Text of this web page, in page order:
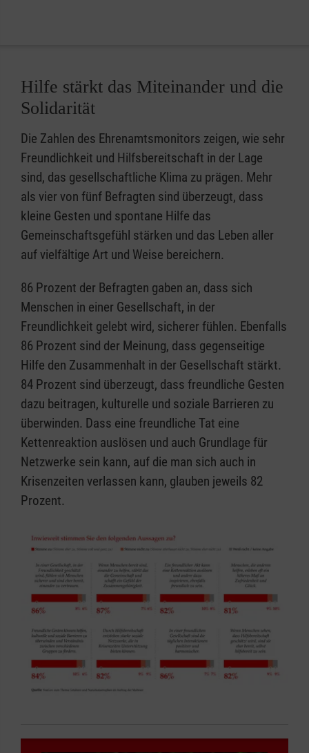
Hilfe stärkt das Miteinander und die
Solidarität
Die Zahlen des Ehrenamtsmonitors zeigen, wie sehr
Freundlichkeit und Hilfsbereitschaft in der Lage
sind, das gesellschaftliche Klima zu prägen. Mehr
als vier von fünf Befragten sind überzeugt, dass
kleine Gesten und spontane Hilfe das
Gemeinschaftsgefühl stärken und das Leben aller
auf vielfältige Art und Weise bereichern.
86 Prozent der Befragten gaben an, dass sich
Menschen in einer Gesellschaft, in der
Freundlichkeit gelebt wird, sicherer fühlen. Ebenfalls
86 Prozent sind der Meinung, dass gegenseitige
Hilfe den Zusammenhalt in der Gesellschaft stärkt.
84 Prozent sind überzeugt, dass freundliche Gesten
dazu beitragen, kulturelle und soziale Barrieren zu
überwinden. Dass eine freundliche Tat eine
Kettenreaktion auslösen und auch Grundlage für
Netzwerke sein kann, auf die man sich auch in
Krisenzeiten verlassen kann, glauben jeweils 82
Prozent.